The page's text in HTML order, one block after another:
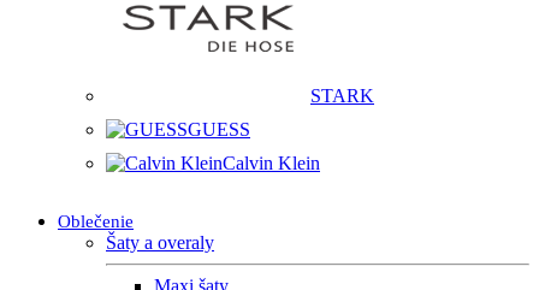
STARK
GUESS
Calvin Klein
Oblečenie
Šaty a overaly
Maxi šaty